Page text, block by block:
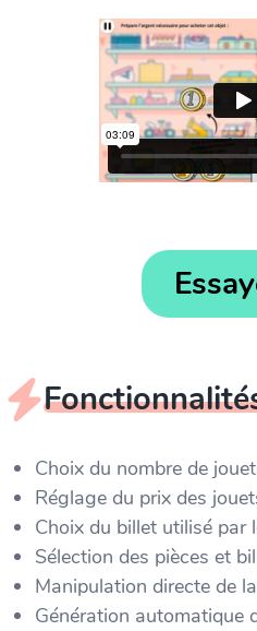
Choix du nombre de
Réglage du prix des
Choix du billet utilisé par
Sélection des pièces et
Manipulation directe de
Génération automatique